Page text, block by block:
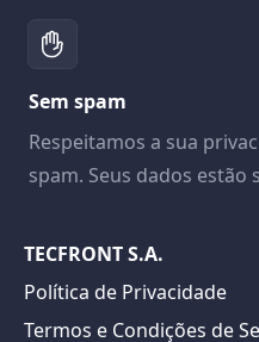
Sem spam
Respeitamos a sua
spam. Seus dados estão
TECFRONT S.A.
Política de Privacidade
Termos e Condições de